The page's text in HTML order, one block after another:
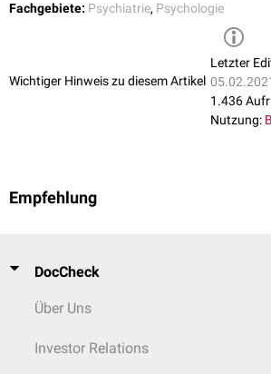
Fachgebiete: Psychiatrie, Psychologie
Wichtiger Hinweis zu diesem Artikel
Letzter
1.436
Nutzung:
Empfehlung
DocCheck
Über Uns
Investor Relations